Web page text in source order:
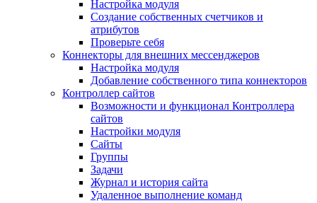
Настройка модуля
Создание собственных счетчиков и
атрибутов
Проверьте себя
Коннекторы для внешних мессенджеров
Настройка модуля
Добавление собственного типа коннекторов
Контроллер сайтов
Возможности и функционал Контроллера
сайтов
Настройки модуля
Сайты
Группы
Задачи
Журнал и история сайта
Удаленное выполнение команд